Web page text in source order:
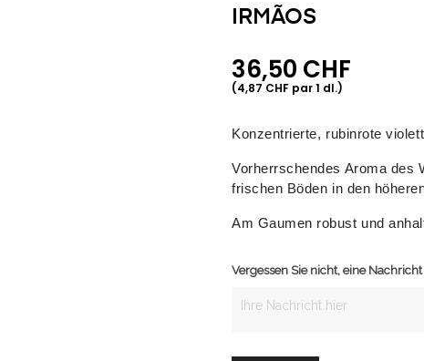
IRMÃOS
36,50 CHF
(4,87 CHF par 1 dl.)
Konzentrierte, rubinrote
Vorherrschendes Aroma des
frischen Böden in den
Am Gaumen robust und
Vergessen Sie nicht, eine